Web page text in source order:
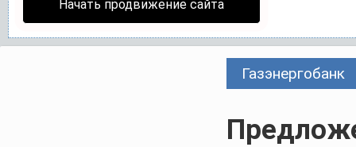
Начать продвижение сайта
Газэнергобанк